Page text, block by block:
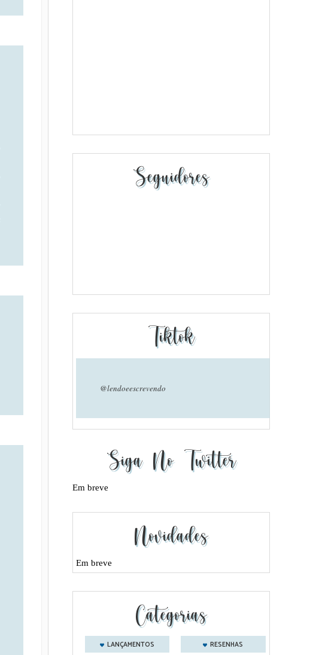
Seguidores
Tiktok
@lendoeescrevendo
Siga No Twitter
Em breve
Novidades
Em breve
Categorias
LANÇAMENTOS RESENHAS